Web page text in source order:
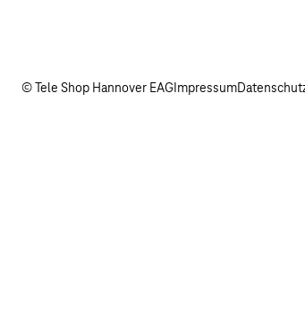
© Tele Shop Hannover EAG Impressum